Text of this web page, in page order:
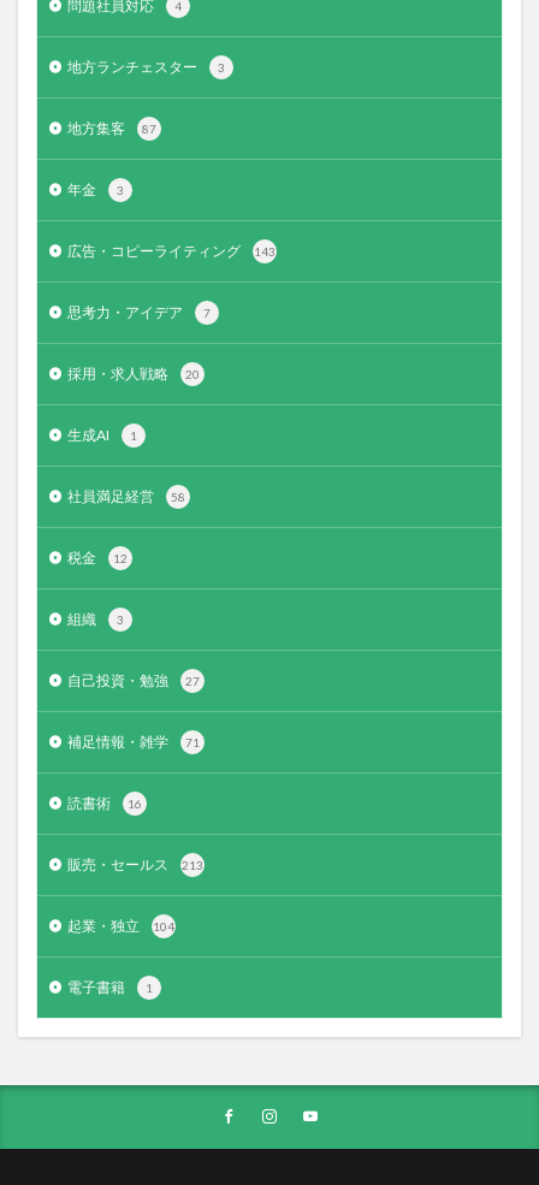
問題社員対応 4
地方ランチェスター 3
地方集客 87
年金 3
広告・コピーライティング 143
思考力・アイデア 7
採用・求人戦略 20
生成AI 1
社員満足経営 58
税金 12
組織 3
自己投資・勉強 27
補足情報・雑学 71
読書術 16
販売・セールス 213
起業・独立 104
電子書籍 1